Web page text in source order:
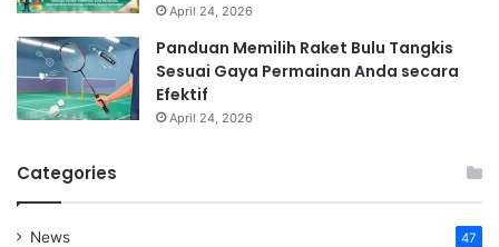
April 24, 2026
Panduan Memilih Raket Bulu Tangkis
Sesuai Gaya Permainan Anda secara
Efektif
April 24, 2026
Categories
News 47